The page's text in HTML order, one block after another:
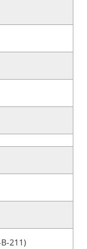
211)